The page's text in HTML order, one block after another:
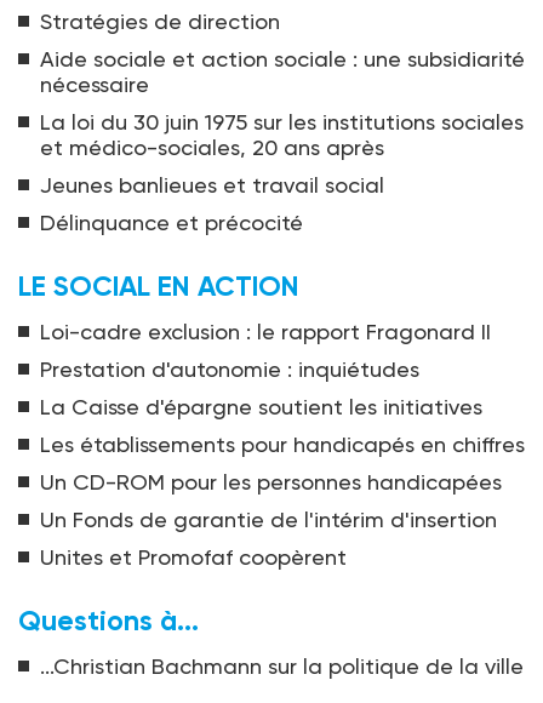
Stratégies de direction
Aide sociale et action sociale : une subsidiarité
nécessaire
La loi du 30 juin 1975 sur les institutions sociales
et médico-sociales, 20 ans après
Jeunes banlieues et travail social
Délinquance et précocité
LE SOCIAL EN ACTION
Loi-cadre exclusion : le rapport Fragonard II
Prestation d'autonomie : inquiétudes
La Caisse d'épargne soutient les initiatives
Les établissements pour handicapés en chiffres
Un CD-ROM pour les personnes handicapées
Un Fonds de garantie de l'intérim d'insertion
Unites et Promofaf coopèrent
Questions à...
...Christian Bachmann sur la politique de la ville